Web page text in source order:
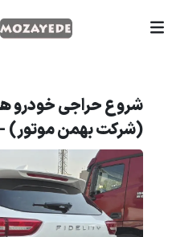
شروع حراجی خودرو
(شرکت بهمن موتور) - 30 فروردین 1405